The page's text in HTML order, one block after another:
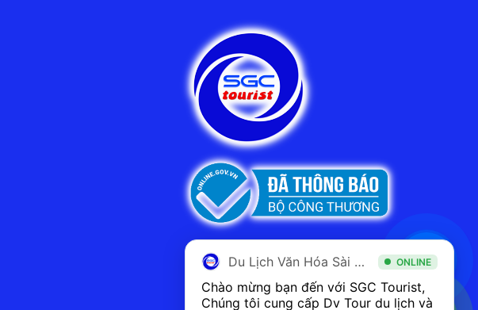
Du Lịch Văn Hóa Sài Gòn ONLINE
Chào mừng bạn đến với SGC Tourist,
Chúng tôi cung cấp Dv Tour du lịch và